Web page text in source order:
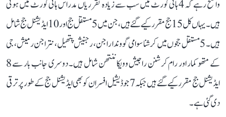
واضح رہے کہ 4 ہائی کورٹ میں سب سے زیادہ تقرریاں مدراس ہائی کورٹ میں ہوئی
ہیں۔ یہاں کل 15 جج مقرر کیے گئے ہیں، جن میں 5 مستقل جج اور 10 ایڈیشنل جج شامل
ہیں۔ 5 مستقل ججوں میں کرشنا سوامی گووندا راجن، رجنیش پتھیل، نتراجن رمیش، جی
کے متھو کمار اور رام کرشنن راجیش وویکاننتھن شامل ہیں۔ دوسری جانب بار سے 8
ایڈیشنل جج مقرر کیے گئے ہیں جبکہ 7 جوڈیشیل افسران کو بھی ایڈیشنل جج کے طور پر ترقی
دی گئی ہے۔